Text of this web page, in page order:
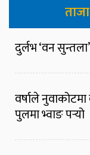
ताजा
दुर्लभ ‘वन
वर्षाले
पुलमा भ्वाङ पर्‍यो